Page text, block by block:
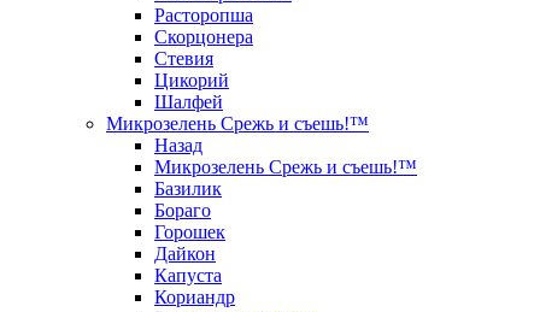
Расторопша
Скорцонера
Стевия
Цикорий
Шалфей
Микрозелень Срежь и съешь!™
Назад
Микрозелень Срежь и съешь!™
Базилик
Бораго
Горошек
Дайкон
Капуста
Кориандр